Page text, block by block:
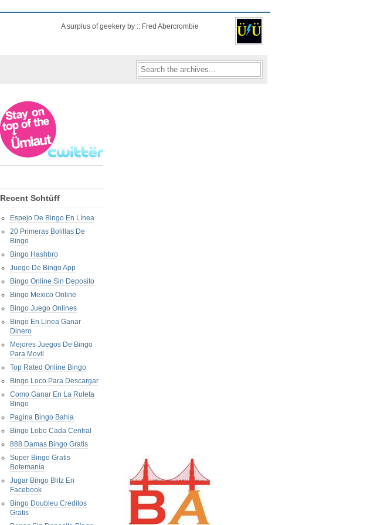
A surplus of geekery by :: Fred Abercrombie
Recent Schtüff
Espejo De Bingo En Línea
20 Primeras Bolillas De
Bingo
Bingo Hashbro
Juego De Bingo App
Bingo Online Sin Deposito
Bingo Mexico Online
Bingo Juego Onlines
Bingo En Linea Ganar
Dinero
Mejores Juegos De Bingo
Para Movil
Top Rated Online Bingo
Bingo Loco Para Descargar
Como Ganar En La Ruleta
Bingo
Pagina Bingo Bahia
Bingo Lobo Cada Central
888 Damas Bingo Gratis
Super Bingo Gratis
Botemanía
Jugar Bingo Blitz En
Facebook
Bingo Doubleu Creditos
Gratis